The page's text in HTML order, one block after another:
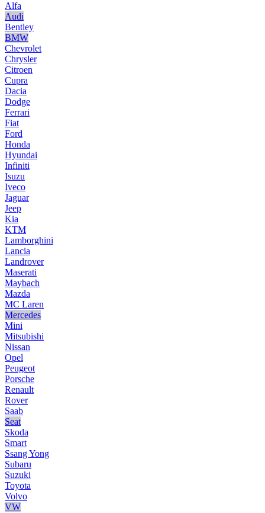
Alfa
Audi
Bentley
BMW
Chevrolet
Chrysler
Citroen
Cupra
Dacia
Dodge
Ferrari
Fiat
Ford
Honda
Hyundai
Infiniti
Isuzu
Iveco
Jaguar
Jeep
Kia
KTM
Lamborghini
Lancia
Landrover
Maserati
Maybach
Mazda
MC Laren
Mercedes
Mini
Mitsubishi
Nissan
Opel
Peugeot
Porsche
Renault
Rover
Saab
Seat
Skoda
Smart
Ssang Yong
Subaru
Suzuki
Toyota
Volvo
VW